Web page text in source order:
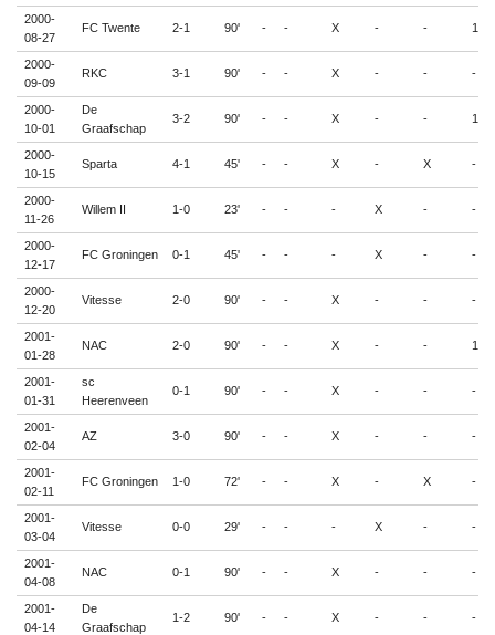
2000-
08-27
FC Twente 2-1 90' - - X - - 1
2000-
09-09
RKC 3-1 90' - - X - - -
2000-
10-01
De
Graafschap
3-2 90' - - X - - 1
2000-
10-15
Sparta 4-1 45' - - X - X -
2000-
11-26
Willem II 1-0 23' - - - X - -
2000-
12-17
FC Groningen 0-1 45' - - - X - -
2000-
12-20
Vitesse 2-0 90' - - X - - -
2001-
01-28
NAC 2-0 90' - - X - - 1
2001-
01-31
sc
Heerenveen
0-1 90' - - X - - -
2001-
02-04
AZ 3-0 90' - - X - - -
2001-
02-11
FC Groningen 1-0 72' - - X - X -
2001-
03-04
Vitesse 0-0 29' - - - X - -
2001-
04-08
NAC 0-1 90' - - X - - -
2001-
04-14
De
Graafschap
1-2 90' - - X - - -